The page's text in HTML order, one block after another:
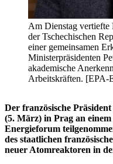
Am Dienstag vertiefte
der Tschechischen
einer gemeinsamen
Ministerpräsidenten
akademische
Arbeitskräften.
Der französische
(5. März) in Prag an einem
Energieforum
des staatlichen
neuer Atomreaktoren in